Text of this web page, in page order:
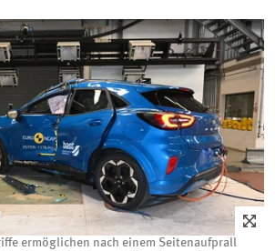
ermöglichen nach einem Seitenaufprall